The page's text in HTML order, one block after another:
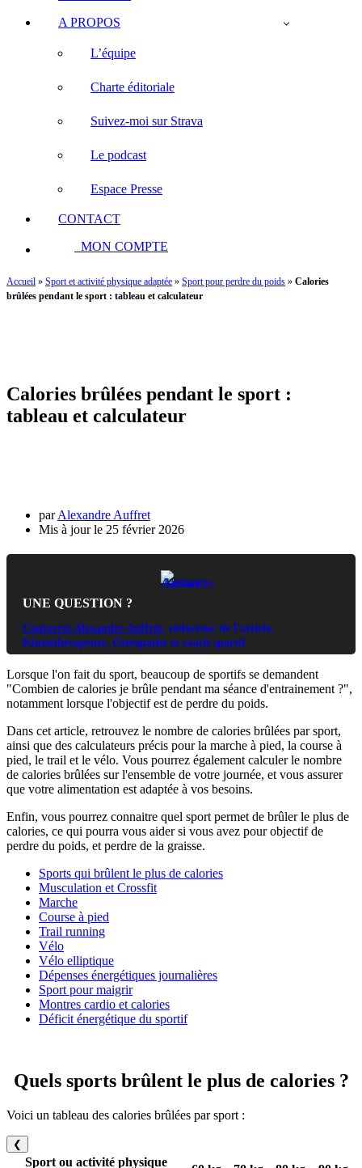
A PROPOS
L’équipe
Charte éditoriale
Suivez-moi sur Strava
Le podcast
Espace Presse
CONTACT
MON COMPTE
Accueil » Sport et activité physique adaptée » Sport pour perdre du poids » Calories
brûlées pendant le sport : tableau et calculateur
Calories brûlées pendant le sport :
tableau et calculateur
parAlexandre Auffret
25 février 2026
UNE QUESTION ?
Contactez Alexandre Auffret, rédacteur de l'article,
Kinésithérapeute, Ostéopathe et coach sportif
Lorsque l'on fait du sport, beaucoup de sportifs se demandent
"Combien de calories je brûle pendant ma séance d'entrainement ?",
notamment lorsque l'objectif est de perdre du poids.
Dans cet article, retrouvez le nombre de calories brûlées par sport,
ainsi que des calculateurs précis pour la marche à pied, la course à
pied, le trail et le vélo. Vous pourrez également calculer le nombre
de calories brûlées sur l'ensemble de votre journée, et vous assurer
que votre alimentation est adaptée à vos besoins.
Enfin, vous pourrez connaitre quel sport permet de brûler le plus de
calories, ce qui pourra vous aider si vous avez pour objectif de
perdre du poids, et perdre de la graisse.
Sports qui brûlent le plus de calories
Musculation et Crossfit
Marche
Course à pied
Trail running
Vélo
Vélo elliptique
Dépenses énergétiques journalières
Sport pour maigrir
Montres cardio et calories
Déficit énergétique du sportif
Quels sports brûlent le plus de calories ?
Voici un tableau des calories brûlées par sport :
❮
Sport ou activité physique